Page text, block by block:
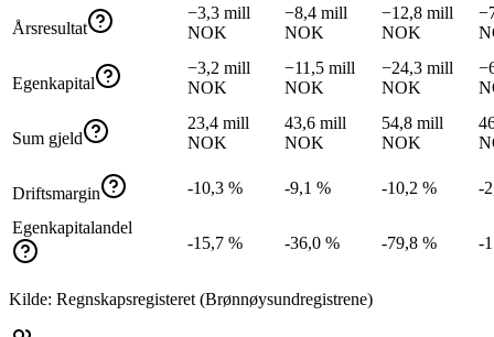
Årsresultat
−3,3 mill
NOK
−8,4 mill
NOK
−12,8 mill
NOK
Egenkapital
−3,2 mill
NOK
−11,5 mill
NOK
−24,3 mill
NOK
Sum gjeld
23,4 mill
NOK
43,6 mill
NOK
54,8 mill
NOK
Driftsmargin -10,3 % -9,1 % -10,2 % -
Egenkapitalandel
-15,7 %
-36,0 % -79,8 % -
Kilde: Regnskapsregisteret (Brønnøysundregistrene)